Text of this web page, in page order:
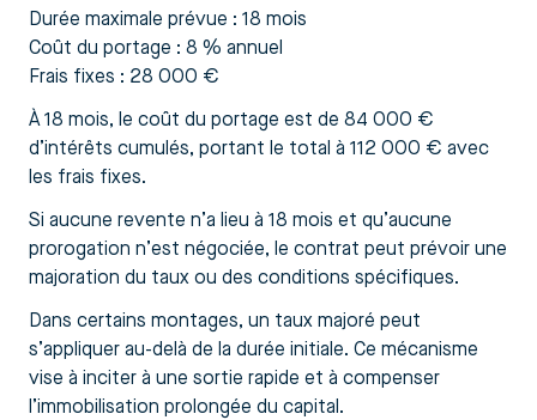
Durée maximale prévue : 18 mois
Coût du portage : 8 % annuel
Frais fixes : 28 000 €
À 18 mois, le coût du portage est de 84 000 €
d’intérêts cumulés, portant le total à 112 000 € avec
les frais fixes.
Si aucune revente n’a lieu à 18 mois et qu’aucune
prorogation n’est négociée, le contrat peut prévoir une
majoration du taux ou des conditions spécifiques.
Dans certains montages, un taux majoré peut
s’appliquer au-delà de la durée initiale. Ce mécanisme
vise à inciter à une sortie rapide et à compenser
l’immobilisation prolongée du capital.